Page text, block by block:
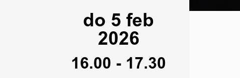
do 5 feb
2026
16.00 - 17.30